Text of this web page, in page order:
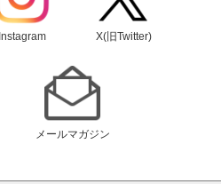
Instagram X(旧Twitter)
メールマガジン